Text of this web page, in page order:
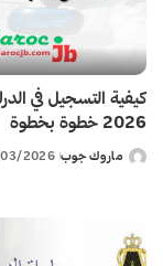
كيفية التسجيل في
2026 خطوة بخطوة
Posted
ماروك جوب 2026